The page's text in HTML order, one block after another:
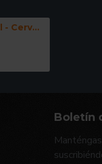
Augustiner Dunkel - Cerveza Alemana Tostada 50 cl.
Boletín